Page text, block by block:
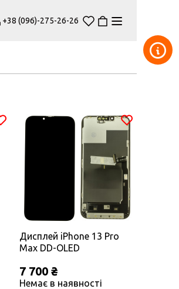
+38 (096)-275-26-26
Дисплей iPhone 13 Pro
Max DD-OLED
7 700 ₴
Немає в наявності